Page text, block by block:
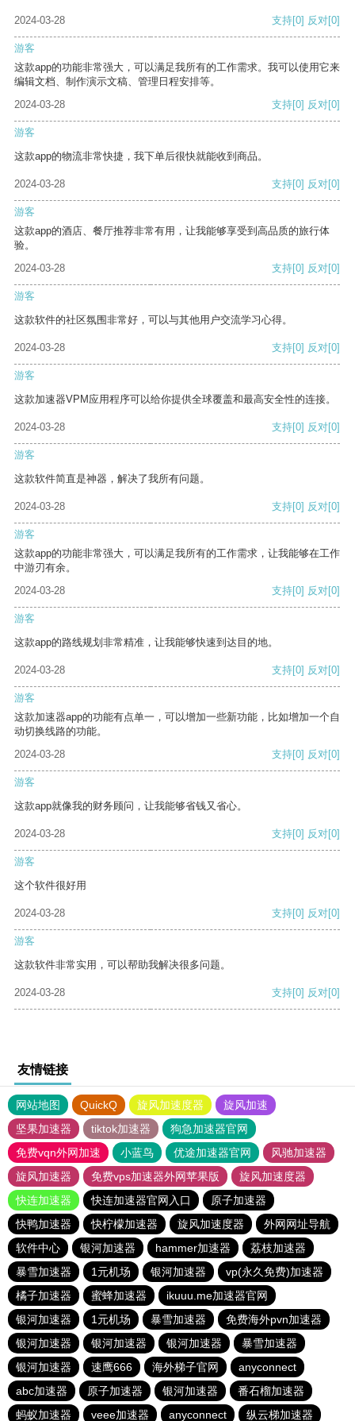
2024-03-28 支持[0] 反对[0]
游客
这款app的功能非常强大，可以满足我所有的工作需求。我可以使用它来
编辑文档、制作演示文稿、管理日程安排等。
2024-03-28
支持[0] 反对[0]
游客
这款app的物流非常快捷，我下单后很快就能收到商品。
2024-03-28 支持[0] 反对[0]
游客
这款app的酒店、餐厅推荐非常有用，让我能够享受到高品质的旅行体
验。
2024-03-28
支持[0] 反对[0]
游客
这款软件的社区氛围非常好，可以与其他用户交流学习心得。
2024-03-28 支持[0] 反对[0]
游客
这款加速器VPM应用程序可以给你提供全球覆盖和最高安全性的连接。
2024-03-28 支持[0] 反对[0]
游客
这款软件简直是神器，解决了我所有问题。
2024-03-28 支持[0] 反对[0]
游客
这款app的功能非常强大，可以满足我所有的工作需求，让我能够在工作
中游刃有余。
2024-03-28
支持[0] 反对[0]
游客
这款app的路线规划非常精准，让我能够快速到达目的地。
2024-03-28 支持[0] 反对[0]
游客
这款加速器app的功能有点单一，可以增加一些新功能，比如增加一个自
动切换线路的功能。
2024-03-28
支持[0] 反对[0]
游客
这款app就像我的财务顾问，让我能够省钱又省心。
2024-03-28 支持[0] 反对[0]
游客
这个软件很好用
2024-03-28 支持[0] 反对[0]
游客
这款软件非常实用，可以帮助我解决很多问题。
2024-03-28 支持[0] 反对[0]
友情链接
网站地图 QuickQ 旋风加速度器
旋风加速
坚果加速器
tiktok加速器
狗急加速器官网
免费vqn外网加速
小蓝鸟 优途加速器官网
风驰加速器
旋风加速器
免费vps加速器外网苹果版
旋风加速度器
快连加速器
快连加速器官网入口
原子加速器
快鸭加速器
快柠檬加速器 旋风加速度器
外网网址导航
软件中心
银河加速器 hammer加速器
荔枝加速器
暴雪加速器
1元机场 银河加速器
vp(永久免费)加速器
橘子加速器
蜜蜂加速器
ikuuu.me加速器官网
银河加速器
1元机场 暴雪加速器
免费海外pvn加速器
银河加速器
银河加速器 银河加速器
暴雪加速器
银河加速器
速鹰666 海外梯子官网
anyconnect
abc加速器
原子加速器 银河加速器
番石榴加速器
蚂蚁加速器
veee加速器 anyconnect 纵云梯加速器